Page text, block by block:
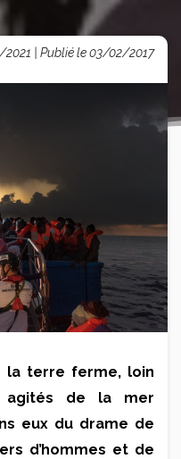
| Publié le 03/02/2017
la terre ferme, loin
de la mer
eux du drame de
d’hommes et de